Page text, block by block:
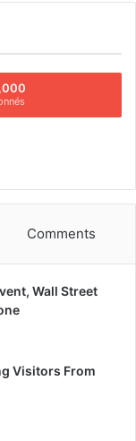
Comments
Wall Street
Visitors From